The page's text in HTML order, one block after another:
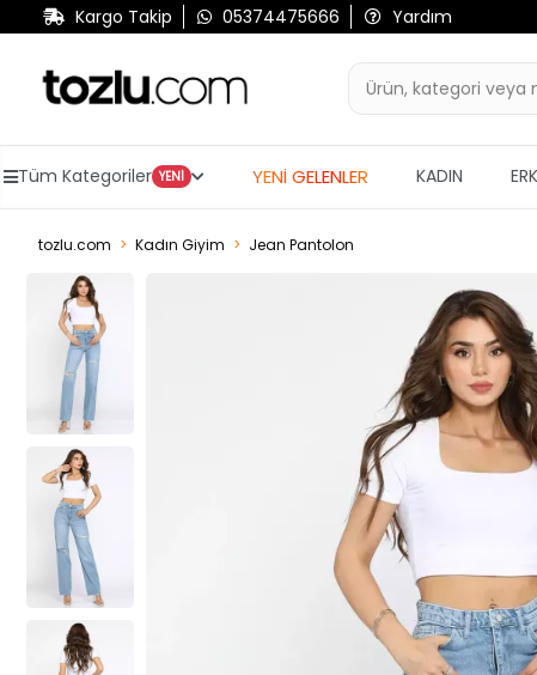
Kargo Takip 05374475666 Yardım
Tüm Kategoriler YENİ YENİ GELENLER KADIN
tozlu.com Kadın Giyim Jean Pantolon